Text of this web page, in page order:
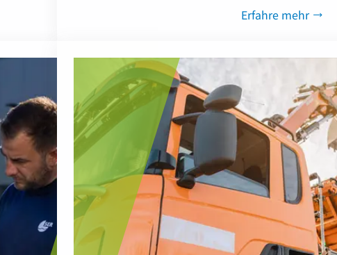
Erfahre mehr